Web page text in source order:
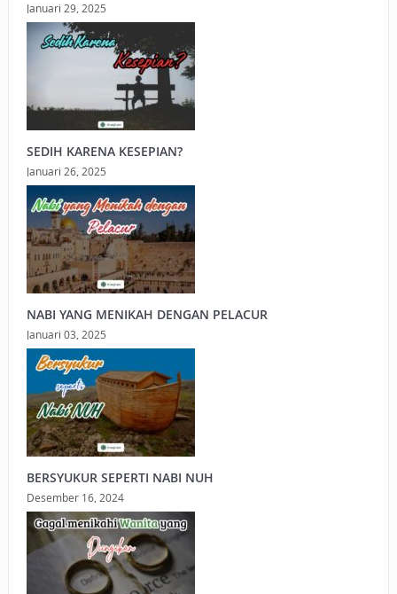
Januari 29, 2025
SEDIH KARENA KESEPIAN?
Januari 26, 2025
NABI YANG MENIKAH DENGAN PELACUR
Januari 03, 2025
BERSYUKUR SEPERTI NABI NUH
Desember 16, 2024